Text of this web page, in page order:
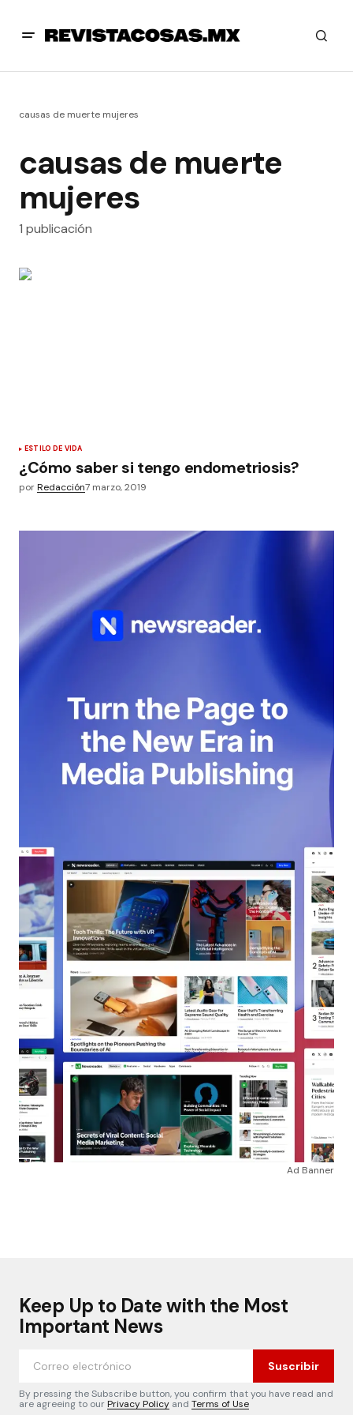
causas de muerte mujeres
causas de muerte
mujeres
1 publicación
ESTILO DE VIDA
¿Cómo saber si tengo endometriosis?
porRedacción7 marzo, 2019
Ad Banner
Keep Up to Date with the Most
Important News
Suscribir
By pressing the Subscribe button, you confirm that you have read and
are agreeing to ourPrivacy Policy and Terms of Use